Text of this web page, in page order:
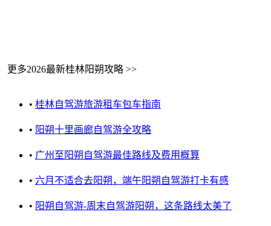
更多2026最新桂林阳朔攻略 >>
• 桂林自驾游旅游租车包车指南
• 阳朔十里画廊自驾游全攻略
• 广州至阳朔自驾游最佳路线及费用概算
• 六月不适合去阳朔，端午阳朔自驾游打卡有感
• 阳朔自驾游-周末自驾游阳朔，这条路线太美了